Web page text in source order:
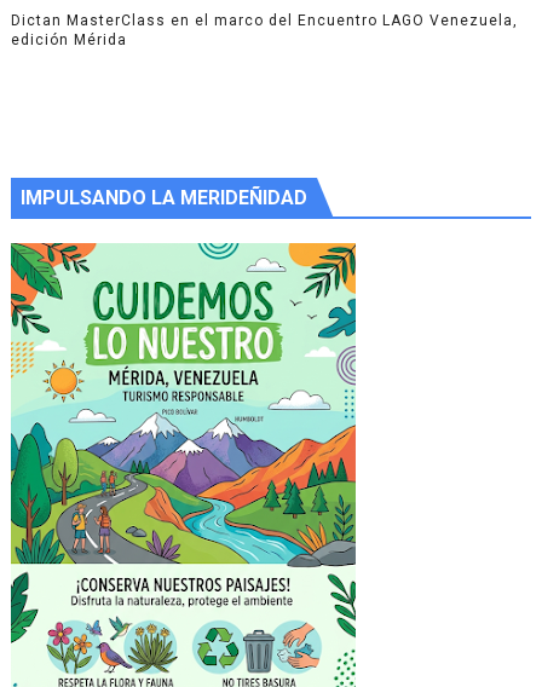
Dictan MasterClass en el marco del Encuentro LAGO Venezuela,
edición Mérida
IMPULSANDO LA MERIDEÑIDAD